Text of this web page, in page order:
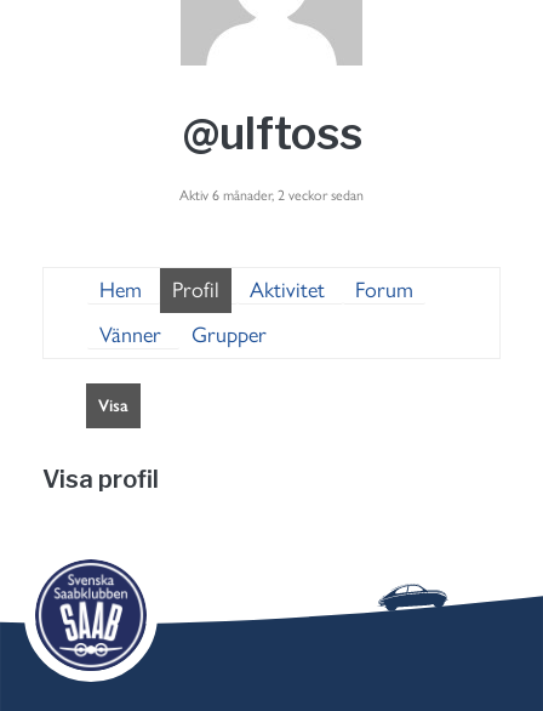
@ulftoss
Aktiv 6 månader, 2 veckor sedan
Hem Profil Aktivitet
Forum
Vänner
Grupper
Visa
Visa profil